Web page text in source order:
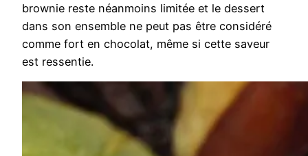
brownie reste néanmoins limitée et le dessert
dans son ensemble ne peut pas être considéré
comme fort en chocolat, même si cette saveur
est ressentie.